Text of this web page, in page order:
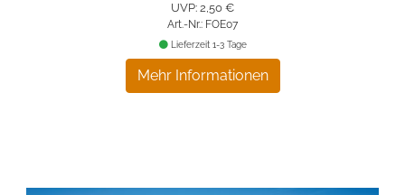
UVP: 2,50 €
Art.-Nr.: FOE07
Mehr Informationen
Lieferzeit 1-3 Tage